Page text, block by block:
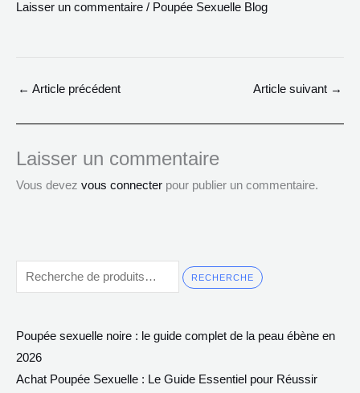
Laisser un commentaire / Poupée Sexuelle Blog
← Article précédent Article suivant →
Laisser un commentaire
Vous devez vous connecter pour publier un commentaire.
RECHERCHE
Poupée sexuelle noire : le guide complet de la peau ébène en
2026
Achat Poupée Sexuelle : Le Guide Essentiel pour Réussir